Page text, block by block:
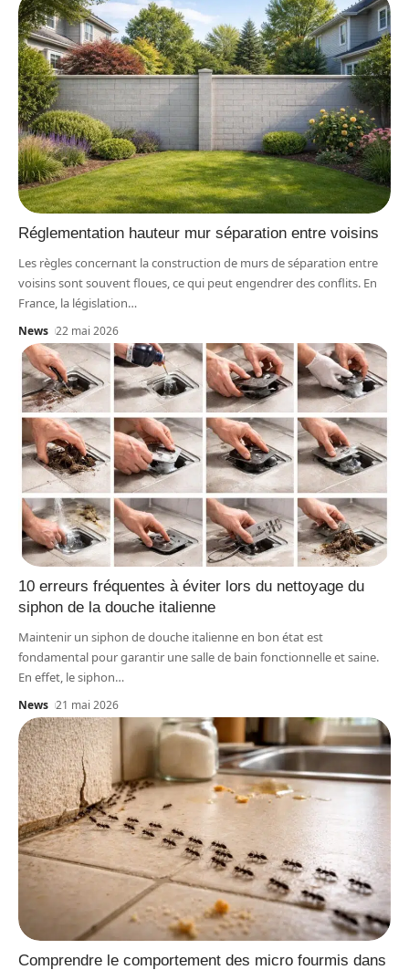
Réglementation hauteur mur séparation entre voisins
Les règles concernant la construction de murs de séparation entre
voisins sont souvent floues, ce qui peut engendrer des conflits. En
France, la législation…
News 22 mai 2026
10 erreurs fréquentes à éviter lors du nettoyage du
siphon de la douche italienne
Maintenir un siphon de douche italienne en bon état est
fondamental pour garantir une salle de bain fonctionnelle et saine.
En effet, le siphon…
News 21 mai 2026
Comprendre le comportement des micro fourmis dans